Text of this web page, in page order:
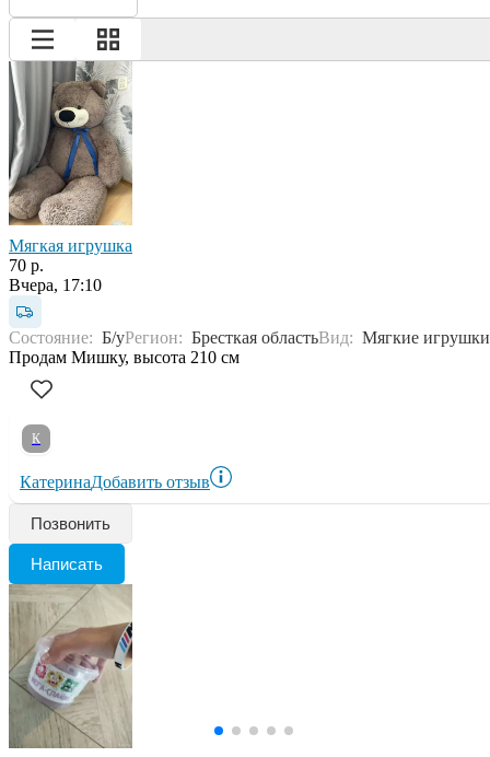
Мягкая игрушка
70 р.
Вчера, 17:10
Состояние: Б/уРегион: Бресткая областьВид: Мягкие игрушки
Продам Мишку, высота 210 см
К
КатеринаДобавить отзыв
Позвонить
Написать